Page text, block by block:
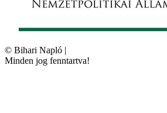
© Bihari Napló |
Minden jog fenntartva!